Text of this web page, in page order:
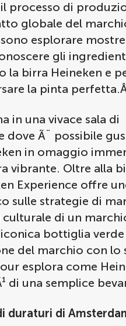
processo di
globale del
esplorare mostre
gli
la birra Heineken e
la pinta
in una vivace sala di
dove Ã¨ possibile
in omaggio
vibrante. Oltre alla
Experience offre
sulle strategie di
culturale di un
bottiglia verde
del marchio con lo
esplora come
di una semplice
duraturi di